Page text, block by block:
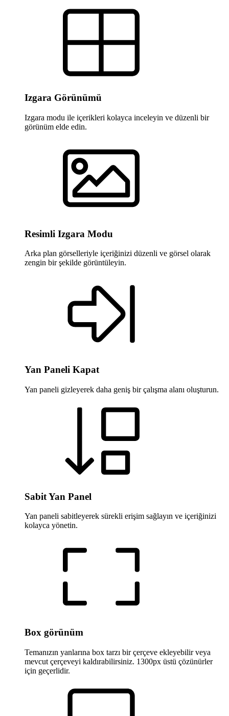
Izgara Görünümü
Izgara modu ile içerikleri kolayca inceleyin ve düzenli bir
görünüm elde edin.
Resimli Izgara Modu
Arka plan görselleriyle içeriğinizi düzenli ve görsel olarak
zengin bir şekilde görüntüleyin.
Yan Paneli Kapat
Yan paneli gizleyerek daha geniş bir çalışma alanı oluşturun.
Sabit Yan Panel
Yan paneli sabitleyerek sürekli erişim sağlayın ve içeriğinizi
kolayca yönetin.
Box görünüm
Temanızın yanlarına box tarzı bir çerçeve ekleyebilir veya
mevcut çerçeveyi kaldırabilirsiniz. 1300px üstü çözünürler
için geçerlidir.